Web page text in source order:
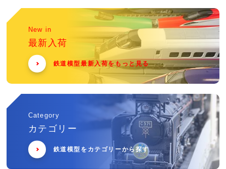
New in
最新入荷
鉄道模型最新入荷をもっと見る
Category
カテゴリー
鉄道模型をカテゴリーから探す